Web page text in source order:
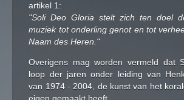
artikel 1:
"Soli Deo Gloria stelt zich ten doel
muziek tot onderling genot en tot
Naam des Heren."
Overigens mag worden vermeld dat
loop der jaren onder leiding van
van 1974 - 2004, de kunst van het